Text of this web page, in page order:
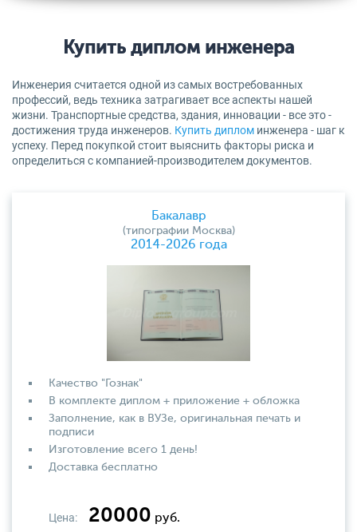
Купить диплом инженера
Инженерия считается одной из самых востребованных
профессий, ведь техника затрагивает все аспекты нашей
жизни. Транспортные средства, здания, инновации - все это -
достижения труда инженеров. Купить диплом инженера - шаг к
успеху. Перед покупкой стоит выяснить факторы риска и
определиться с компанией-производителем документов.
Бакалавр
(типографии Москва)
2014-2026 года
Качество "Гознак"
В комплекте диплом + приложение + обложка
Заполнение, как в ВУЗе, оригинальная печать и
подписи
Изготовление всего 1 день!
Доставка бесплатно
Цена: 20000 руб.